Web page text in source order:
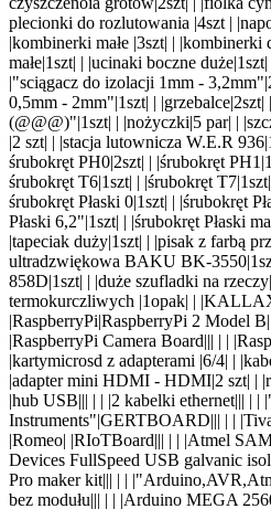
plecionki do rozlutowania |4szt |
|kombinerki małe |3szt| | |kombinerki
małe|1szt| | |ucinaki boczne duże|1szt|
|"sciągacz do izolacji 1mm -
0,5mm - 2mm"|1szt| | |grzebalce|2szt|
(@@@)"|1szt| | |nożyczki|5 par| |
|2 szt| | |stacja lutownicza W.E.R
śrubokręt PH0|2szt| | |śrubokręt
śrubokręt T6|1szt| | |śrubokręt T7|1szt|
śrubokręt Płaski 0|1szt| | |śrubokręt
Płaski 6,2"|1szt| | |śrubokręt Płaski
|tapeciak duży|1szt| | |pisak z farbą
ultradzwiękowa BAKU BK-
858D|1szt| | |duże szufladki na rzeczy|
termokurczliwych |1opak| |
|RaspberryPi|RaspberryPi 2 Model
|RaspberryPi Camera Board||| | |
|kartymicrosd z adapterami |6/4| |
|adapter mini HDMI - HDMI|2 szt| |
|hub USB||| | | |2 kabelki ethernet||| | |
Instruments"|GERTBOARD||| | |
|Romeo| |RIoTBoard||| | | |Atmel
Devices FullSpeed USB galvanic
Pro maker kit||| | |
bez modułu||| | | |Arduino MEGA